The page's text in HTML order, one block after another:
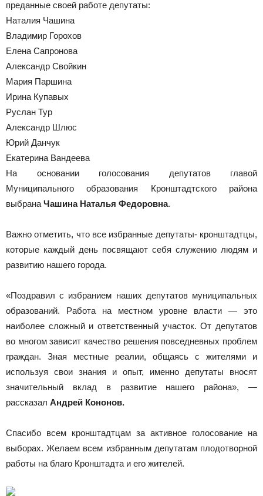
преданные своей работе депутаты:
Наталия Чашина
Владимир Горохов
Елена Сапронова
Александр Свойкин
Мария Паршина
Ирина Купавых
Руслан Тур
Александр Шлюс
Юрий Данчук
Екатерина Вандеева
На основании голосования депутатов главой
Муниципального образования Кронштадтского района
выбрана Чашина Наталья Федоровна.
Важно отметить, что все избранные депутаты- кронштадтцы,
которые каждый день посвящают себя служению людям и
развитию нашего города.
«Поздравил с избранием наших депутатов муниципальных
образований. Работа на местном уровне власти — это
наиболее сложный и ответственный участок. От депутатов
во многом зависит качество решения повседневных проблем
граждан. Зная местные реалии, общаясь с жителями и
используя свои знания и опыт, именно депутаты вносят
значительный вклад в развитие нашего района», —
рассказал Андрей Кононов.
Спасибо всем кронштадтцам за активное голосование на
выборах. Желаем всем избранным депутатам плодотворной
работы на благо Кронштадта и его жителей.